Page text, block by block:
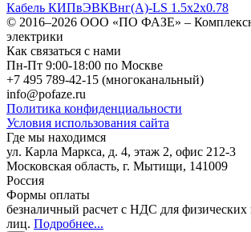
Кабель КИПвЭВКВнг(А)-LS 1.5х2х0.78
© 2016–2026 ООО «ПО ФАЗЕ» –
электрики
Как связаться с нами
Пн-Пт 9:00-18:00 по Москве
+7 495 789-42-15 (многоканальный)
info@pofaze.ru
Политика конфиденциальности
Условия использования сайта
Где мы находимся
ул. Карла Маркса, д. 4, этаж 2, офис 212-3
Московская область, г. Мытищи, 141009
Россия
Формы оплаты
безналичный расчет с НДС для
лиц. Подробнее...